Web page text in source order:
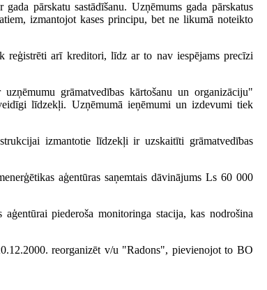
pārskatu sastādīšanu. Uzņēmums gada pārskatus
izmantojot kases principu, bet ne likumā noteikto
reģistrēti arī kreditori, līdz ar to nav iespējams precīzi
grāmatvedības kārtošanu un organizāciju"
līdzekļi. Uzņēmumā ieņēmumi un izdevumi tiek
izmantotie līdzekļi ir uzskaitīti grāmatvedības
aģentūras saņemtais dāvinājums Ls 60 000
piederoša monitoringa stacija, kas nodrošina
reorganizēt v/u "Radons", pievienojot to BO